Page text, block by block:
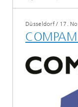
Düsseldorf/ 17.